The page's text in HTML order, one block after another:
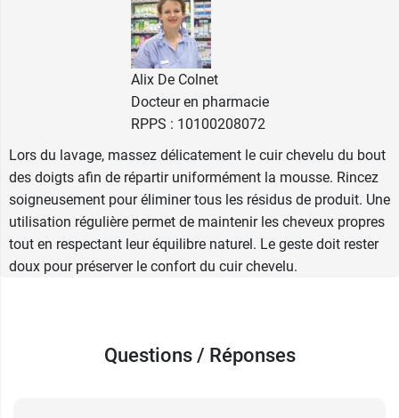
fibre capillaire. Les cheveux gagnent ainsi en
souplesse et en résistance à la casse.
protéines de lupin blanc
riches en acides aminés, participent à la
nutrition de la fibre capillaire. Elles complètent
parfaitement l'action de la kératine et stimulant
sa production.
Résultat: la chevelure est propre, douce, souple
et brillante, sans effet de lourdeur.
Le format flacon recharge peut être utilisé tel
écoresponsable avec unfaible taux de matières
Alix De Colnet
Docteur en pharmacie
RPPS : 10100208072
Lors du lavage, massez délicatement le cuir chevelu du bout
des doigts afin de répartir uniformément la mousse. Rincez
soigneusement pour éliminer tous les résidus de produit. Une
utilisation régulière permet de maintenir les cheveux propres
tout en respectant leur équilibre naturel. Le geste doit rester
doux pour préserver le confort du cuir chevelu.
Questions / Réponses